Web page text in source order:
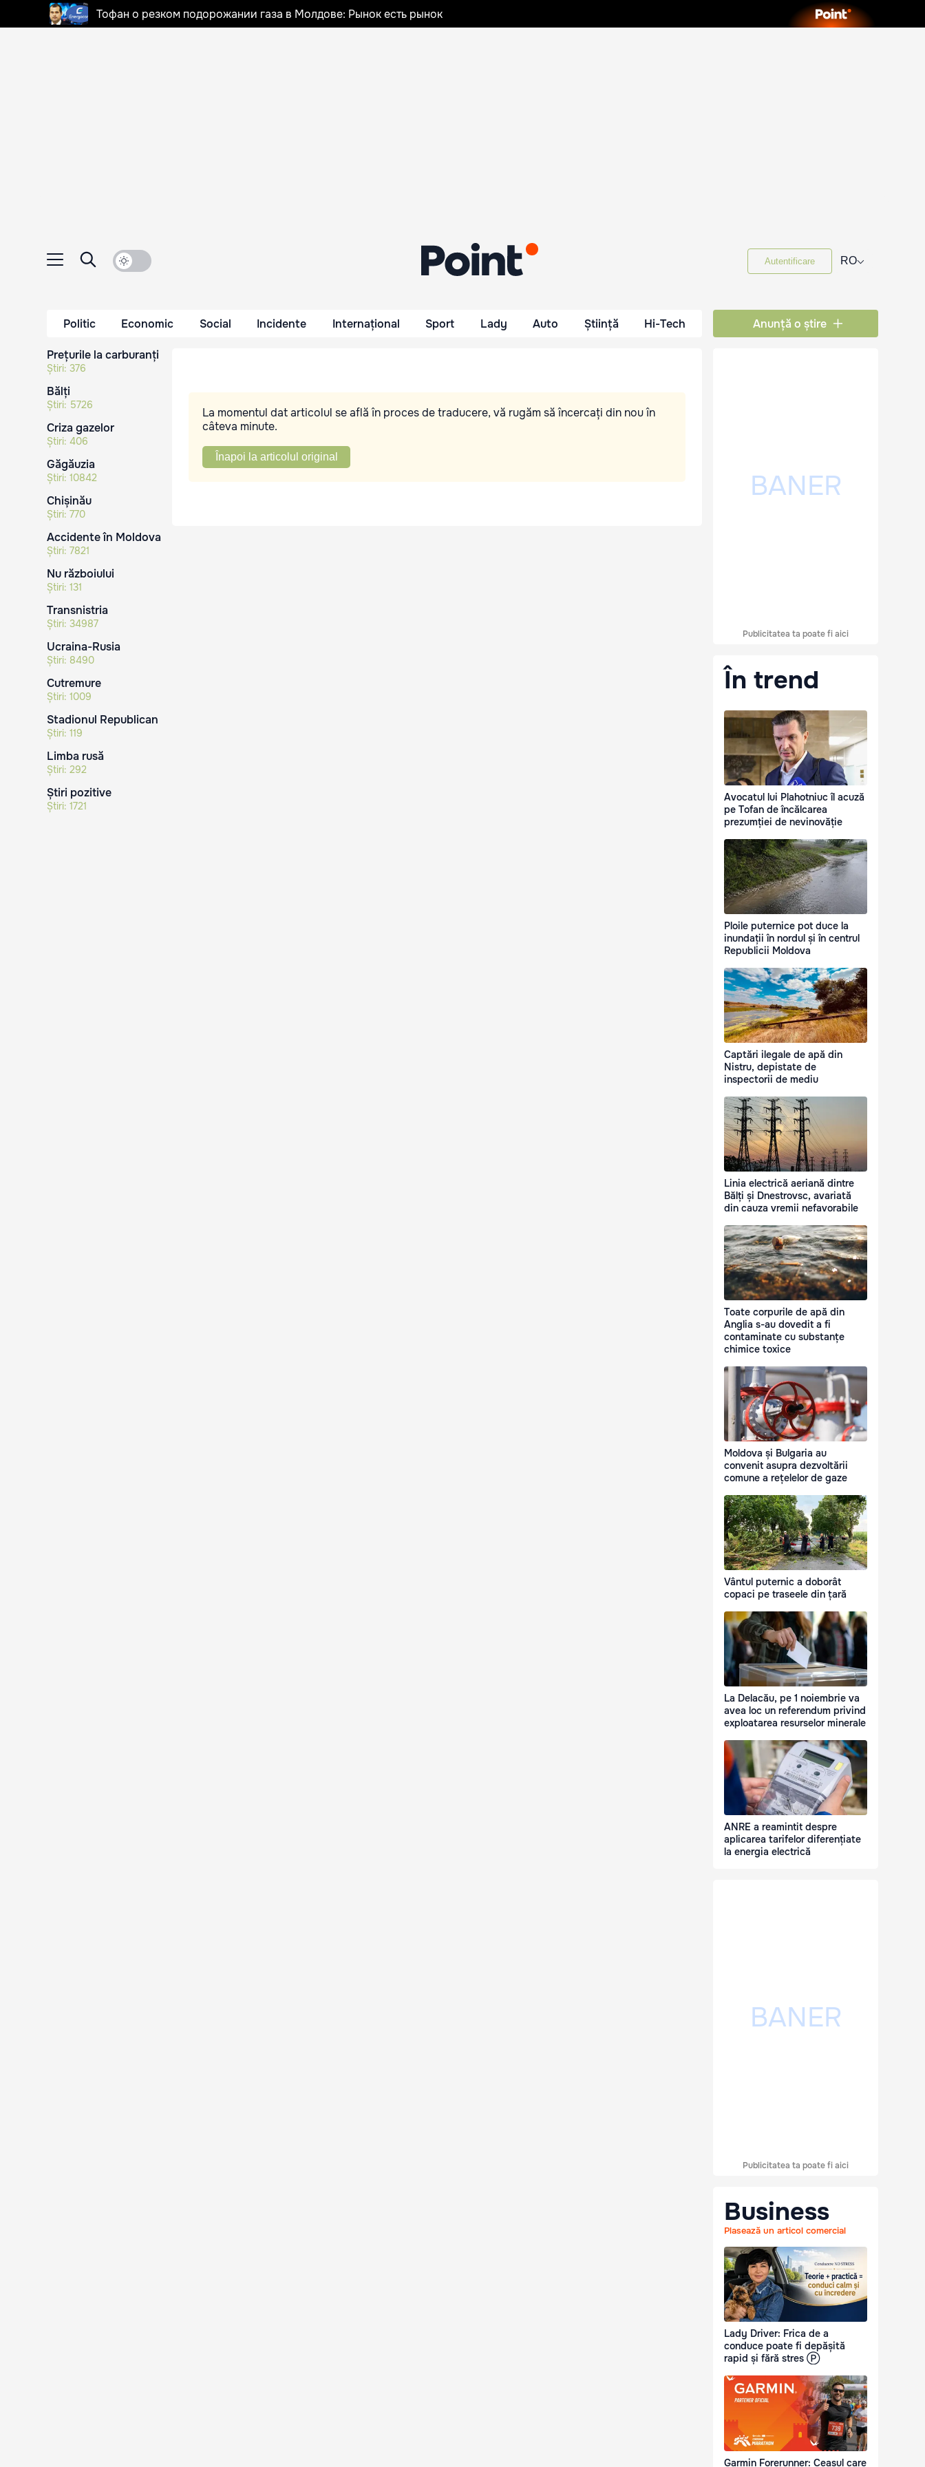
Тофан о резком подорожании газа в Молдове: Рынок есть рынок
Autentificare RO⌵
Politic Economic Social Incidente Internațional Sport Lady Auto Știință Hi-Tech Anunță o știre
Prețurile la carburanți
Știri: 376
Bălți
Știri: 5726
Criza gazelor
Știri: 406
Găgăuzia
Știri: 10842
Chișinău
Știri: 770
Accidente în Moldova
Știri: 7821
Nu războiului
Știri: 131
Transnistria
Știri: 34987
Ucraina-Rusia
Știri: 8490
Cutremure
Știri: 1009
Stadionul Republican
Știri: 119
Limba rusă
Știri: 292
Știri pozitive
Știri: 1721
La momentul dat articolul se află în proces de traducere, vă rugăm să încercați din nou în
câteva minute.
Înapoi la articolul original
Publicitatea ta poate fi aici
În trend
Avocatul lui Plahotniuc îl acuză
pe Tofan de încălcarea
prezumției de nevinovăție
Ploile puternice pot duce la
inundații în nordul și în centrul
Republicii Moldova
Captări ilegale de apă din
Nistru, depistate de
inspectorii de mediu
Linia electrică aeriană dintre
Bălți și Dnestrovsc, avariată
din cauza vremii nefavorabile
Toate corpurile de apă din
Anglia s-au dovedit a fi
contaminate cu substanțe
chimice toxice
Moldova și Bulgaria au
convenit asupra dezvoltării
comune a rețelelor de gaze
Vântul puternic a doborât
copaci pe traseele din țară
La Delacău, pe 1 noiembrie va
avea loc un referendum privind
exploatarea resurselor minerale
ANRE a reamintit despre
aplicarea tarifelor diferențiate
la energia electrică
Publicitatea ta poate fi aici
Business
Plasează un articol comercial
Lady Driver: Frica de a
conduce poate fi depășită
rapid și fără stres Ⓟ
Garmin Forerunner: Ceasul care